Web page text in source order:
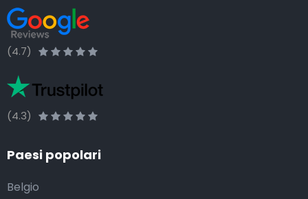
(4.7)
(4.3)
Paesi popolari
Belgio